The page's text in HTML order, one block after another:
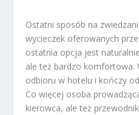
Ostatni sposób na
wycieczek oferowanych
ostatnia opcja jest
ale też bardzo komfortowa.
odbioru w hotelu i kończy
Co więcej osoba
kierowca, ale też